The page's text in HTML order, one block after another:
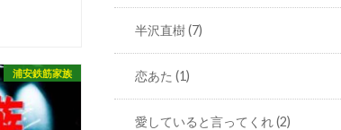
浦安鉄筋家族
半沢直樹(7)
恋あた(1)
愛していると言ってくれ(2)